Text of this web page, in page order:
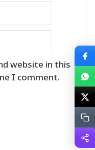
website in this
I comment.